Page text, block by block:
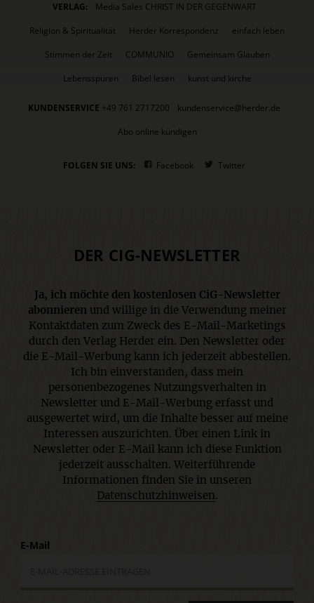
VERLAG:
Media Sales CHRIST IN DER GEGENWART
Religion & Spiritualität
Herder Korrespondenz
einfach leben
Stimmen der Zeit
COMMUNIO
Gemeinsam Glauben
Lebensspuren
Bibel lesen kunst und kirche
KUNDENSERVICE +49 761 2717200
kundenservice@herder.de
Abo online kündigen
FOLGEN SIE UNS: Facebook Twitter
DER CIG-NEWSLETTER
Ja, ich möchte den kostenlosen CiG-Newsletter
abonnieren und willige in die Verwendung meiner
Kontaktdaten zum Zweck des E-Mail-Marketings
durch den Verlag Herder ein. Den Newsletter oder
die E-Mail-Werbung kann ich jederzeit abbestellen.
Ich bin einverstanden, dass mein
personenbezogenes Nutzungsverhalten in
Newsletter und E-Mail-Werbung erfasst und
ausgewertet wird, um die Inhalte besser auf meine
Interessen auszurichten. Über einen Link in
Newsletter oder E-Mail kann ich diese Funktion
jederzeit ausschalten. Weiterführende
Informationen finden Sie in unseren
Datenschutzhinweisen .
E-Mail